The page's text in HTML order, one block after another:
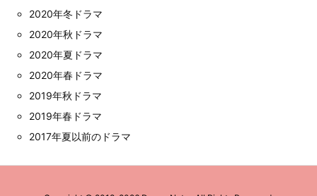
2020年冬ドラマ
2020年秋ドラマ
2020年夏ドラマ
2020年春ドラマ
2019年秋ドラマ
2019年春ドラマ
2017年夏以前のドラマ